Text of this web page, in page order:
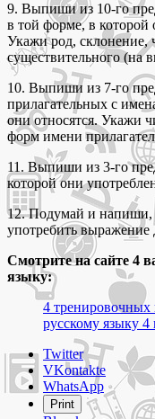
9. Выпиши из 10-го
в той форме, в
Укажи род, склонение,
существительного (на
10. Выпиши из 7-го
прилагательных с
они относятся. Укажи
форм имени
11. Выпиши из 3-го
которой они
12. Подумай и напиши,
употребить выражение
Смотрите на сайте 4
языку:
4
русскому языку 4
Share
the
post
Twitter
VKontakte
WhatsApp
Print